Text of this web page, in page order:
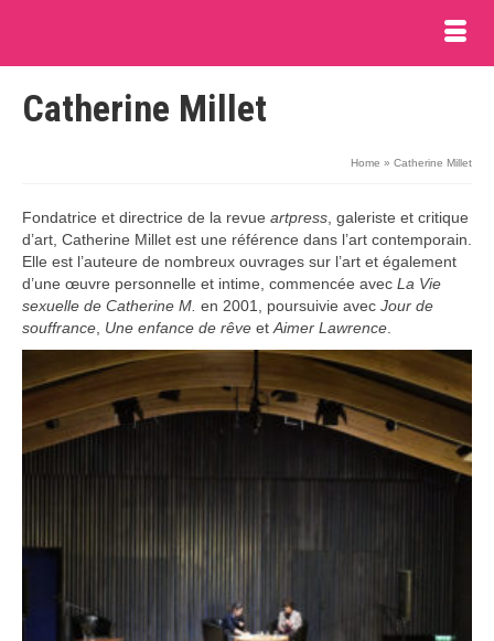
Catherine Millet
Home » Catherine Millet
Fondatrice et directrice de la revue artpress , galeriste et critique
d’art, Catherine Millet est une référence dans l’art contemporain.
Elle est l’auteure de nombreux ouvrages sur l’art et également
d’une œuvre personnelle et intime, commencée avec La Vie
sexuelle de Catherine M. en 2001, poursuivie avec Jour de
souffrance Une enfance de rêve et Aimer Lawrence